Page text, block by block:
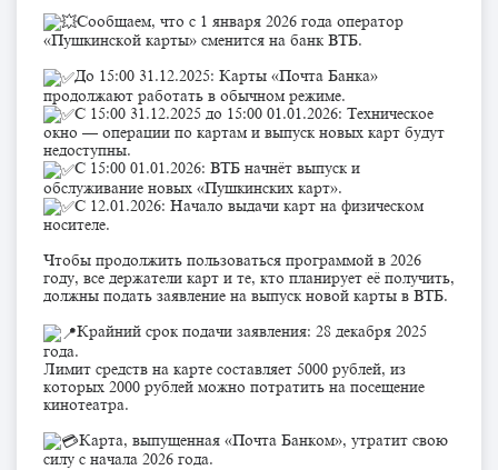
Сообщаем, что с 1 января 2026 года оператор
«Пушкинской карты» сменится на банк ВТБ.
До 15:00 31.12.2025: Карты «Почта Банка»
продолжают работать в обычном режиме.
С 15:00 31.12.2025 до 15:00 01.01.2026: Техническое
окно — операции по картам и выпуск новых карт будут
недоступны.
С 15:00 01.01.2026: ВТБ начнёт выпуск и
обслуживание новых «Пушкинских карт».
С 12.01.2026: Начало выдачи карт на физическом
носителе.
Чтобы продолжить пользоваться программой в 2026
году, все держатели карт и те, кто планирует её получить,
должны подать заявление на выпуск новой карты в ВТБ.
Крайний срок подачи заявления: 28 декабря 2025
года.
Лимит средств на карте составляет 5000 рублей, из
которых 2000 рублей можно потратить на посещение
кинотеатра.
Карта, выпущенная «Почта Банком», утратит свою
силу с начала 2026 года.